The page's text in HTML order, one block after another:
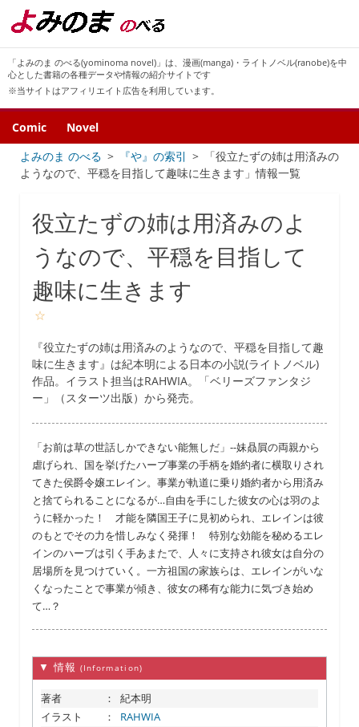
「よみのま のべる(yominoma novel)」は、漫画(manga)・ライトノベル(ranobe)を中
心とした書籍の各種データや情報の紹介サイトです
※当サイトはアフィリエイト広告を利用しています。
Comic
Novel
よみのま のべる
『や』の索引
「役立たずの姉は用済みの
ようなので、平穏を目指して趣味に生きます」情報一覧
役立たずの姉は用済みのよ
うなので、平穏を目指して
趣味に生きます
☆
『役立たずの姉は用済みのようなので、平穏を目指して趣
味に生きます』は紀本明による日本の小説(ライトノベル)
作品。イラスト担当はRAHWIA。「ベリーズファンタジ
ー」（スターツ出版）から発売。
「お前は草の世話しかできない能無しだ」--妹贔屓の両親から
虐げられ、国を挙げたハーブ事業の手柄を婚約者に横取りされ
てきた侯爵令嬢エレイン。事業が軌道に乗り婚約者から用済み
と捨てられることになるが…自由を手にした彼女の心は羽のよ
うに軽かった！ 才能を隣国王子に見初められ、エレインは彼
のもとでその力を惜しみなく発揮！ 特別な効能を秘めるエレ
インのハーブは引く手あまたで、人々に支持され彼女は自分の
居場所を見つけていく。一方祖国の家族らは、エレインがいな
くなったことで事業が傾き、彼女の稀有な能力に気づき始め
て…？
▼ 情報 (Information)
著者 ：
紀本明
イラスト
：
RAHWIA